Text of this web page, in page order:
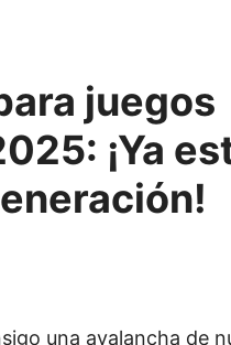
juegos
¡Ya
una avalancha de